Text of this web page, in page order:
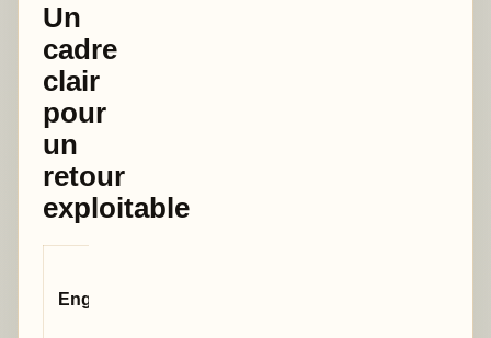
Un
cadre
clair
pour
un
retour
exploitable
Engagement